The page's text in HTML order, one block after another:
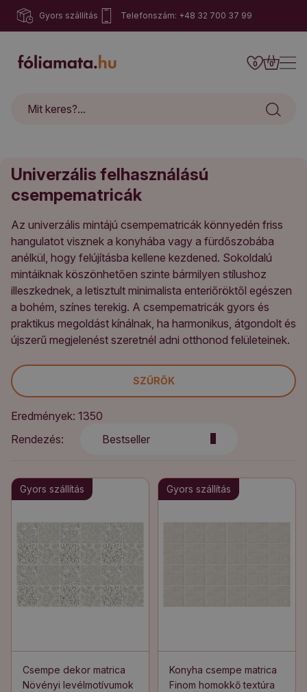
Gyors szállítás Telefonszám: +48 32 700 37 99
0 0
Univerzális felhasználású
csempematricák
Az univerzális mintájú csempematricák könnyedén friss
hangulatot visznek a konyhába vagy a fürdőszobába
anélkül, hogy felújításba kellene kezdened. Sokoldalú
mintáiknak köszönhetően szinte bármilyen stílushoz
illeszkednek, a letisztult minimalista enteriőröktől egészen
a bohém, színes terekig. A csempematricák gyors és
praktikus megoldást kínálnak, ha harmonikus, átgondolt és
újszerű megjelenést szeretnél adni otthonod felületeinek.
SZŰRŐK
Eredmények: 1350
Rendezés:
Bestseller
Gyors szállítás
Csempe dekor matrica
Növényi levélmotívumok
Gyors szállítás
Konyha csempe matrica
Finom homokkő textúra